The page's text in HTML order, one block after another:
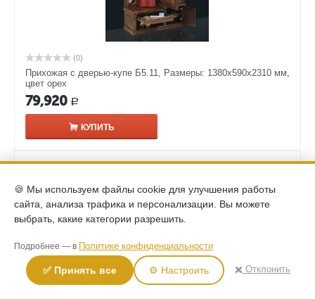
(0)
Прихожая с дверью-купе Б5.11, Размеры: 1380х590х2310 мм,
цвет орех
79,920 Р
КУПИТЬ
🍪 Мы используем файлы cookie для улучшения работы
сайта, анализа трафика и персонализации. Вы можете
выбрать, какие категории разрешить.
Подробнее — в Политике конфиденциальности
✅ Принять все ⚙️ Настроить ✖️ Отклонить